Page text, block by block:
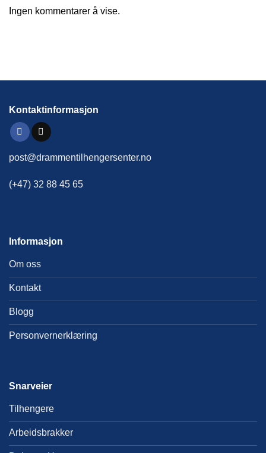
Ingen kommentarer å vise.
Kontaktinformasjon
post@drammentilhengersenter.no
(+47) 32 88 45 65
Informasjon
Om oss
Kontakt
Blogg
Personvernerklæring
Snarveier
Tilhengere
Arbeidsbrakker